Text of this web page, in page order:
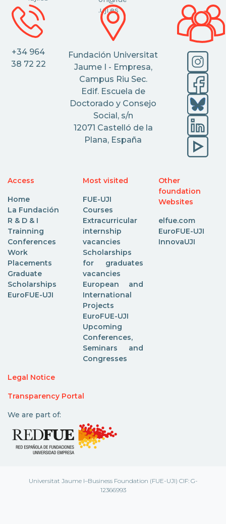
.uji.es
+34 964
38 72 22
Fundación Universitat
Jaume I - Empresa,
Campus Riu Sec.
Edif. Escuela de
Doctorado y Consejo
Social, s/n
12071 Castelló de la
Plana, España
Access
Home
La Fundación
R & D & I
Trainning
Conferences
Work
Placements
Graduate
Scholarships
EuroFUE-UJI
Most visited
FUE-UJI
Courses
Extracurricular
internship
vacancies
Scholarships
for graduates
vacancies
European and
International
Projects
EuroFUE-UJI
Upcoming
Conferences,
Seminars and
Congresses
Other
foundation
Websites
elfue.com
EuroFUE-UJI
InnovaUJI
Legal Notice
Transparency Portal
We are part of:
Universitat Jaume I–Business Foundation (FUE-UJI) CIF: G-
12366993